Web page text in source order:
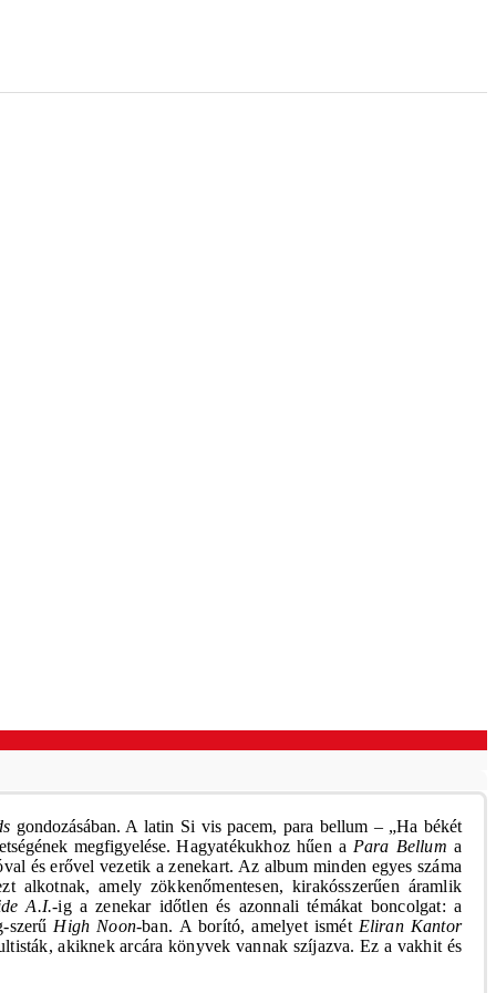
gondozásában. A latin Si vis pacem, para bellum – „Ha békét
megfigyelése.Hagyatékukhoz hűen a Para Bellum a
és erővel vezetik a zenekart. Az album minden egyes száma
alkotnak, amely zökkenőmentesen, kirakósszerűen áramlik
A.I.-ig a zenekar időtlen és azonnali témákat boncolgat: a
szerű High Noon-ban. A borító, amelyet ismétEliran Kantor
akiknek arcára könyvek vannak szíjazva. Ez a vakhit és